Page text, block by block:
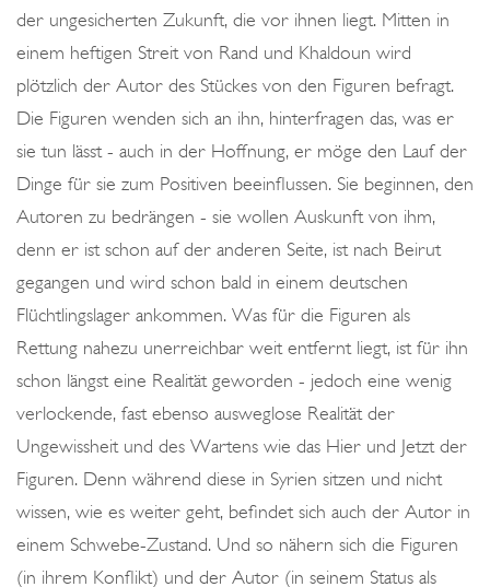
der ungesicherten Zukunft, die vor ihnen liegt. Mitten in
einem heftigen Streit von Rand und Khaldoun wird
plötzlich der Autor des Stückes von den Figuren befragt.
Die Figuren wenden sich an ihn, hinterfragen das, was er
sie tun lässt - auch in der Hoffnung, er möge den Lauf der
Dinge für sie zum Positiven beeinflussen. Sie beginnen, den
Autoren zu bedrängen - sie wollen Auskunft von ihm,
denn er ist schon auf der anderen Seite, ist nach Beirut
gegangen und wird schon bald in einem deutschen
Flüchtlingslager ankommen. Was für die Figuren als
Rettung nahezu unerreichbar weit entfernt liegt, ist für ihn
schon längst eine Realität geworden - jedoch eine wenig
verlockende, fast ebenso ausweglose Realität der
Ungewissheit und des Wartens wie das Hier und Jetzt der
Figuren. Denn während diese in Syrien sitzen und nicht
wissen, wie es weiter geht, befindet sich auch der Autor in
einem Schwebe-Zustand. Und so nähern sich die Figuren
(in ihrem Konflikt) und der Autor (in seinem Status als